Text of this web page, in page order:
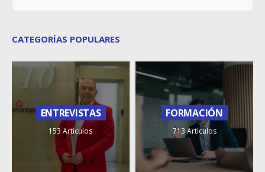
CATEGORÍAS POPULARES
ENTREVISTAS
153 Artículos
FORMACIÓN
713 Artículos